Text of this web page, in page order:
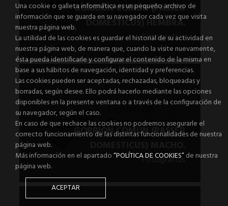
GORRIÓN COMÚN (PASSER
DOMESTICUS) HEMBRA.
Fotografías
GORRIÓN COMÚN (PASSER
Fotografías
Una cookie o galleta informática es un pequeño archivo de
información que se guarda en su navegador cada vez que visita
nuestra página web.
La utilidad de las cookies es guardar el historial de su actividad en
nuestra página web, de manera que, cuando la visite nuevamente,
ésta pueda identificarle y configurar el contenido de la misma en
base a sus hábitos de navegación, identidad y preferencias.
Las cookies pueden ser aceptadas, rechazadas, bloqueadas y
borradas, según desee. Ello podrá hacerlo mediante las opciones
disponibles en la presente ventana o a través de la configuración de
su navegador, según el caso.
En caso de que rechace las cookies no podremos asegurarle el
correcto funcionamiento de las distintas funcionalidades de nuestra
página web.
Más información en el apartado“POLÍTICA DE COOKIES”de nuestra
página web.
ACEPTAR